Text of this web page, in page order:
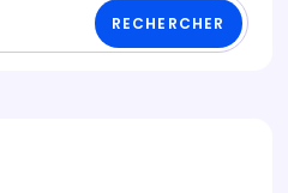
RECHERCHER